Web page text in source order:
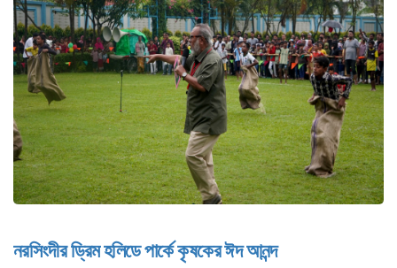
নরসিংদীর ড্রিম হলিডে পার্কে কৃষকের ঈদ আনন্দ